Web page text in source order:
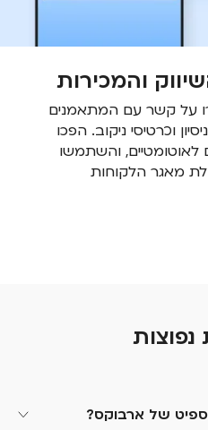
והמכירות
על קשר עם המתאמנים
וכרטיסי ניקוב. הפכו
לאוטומטיים, והשתמשו
מאגר הלקוחות
של ארבוקס?